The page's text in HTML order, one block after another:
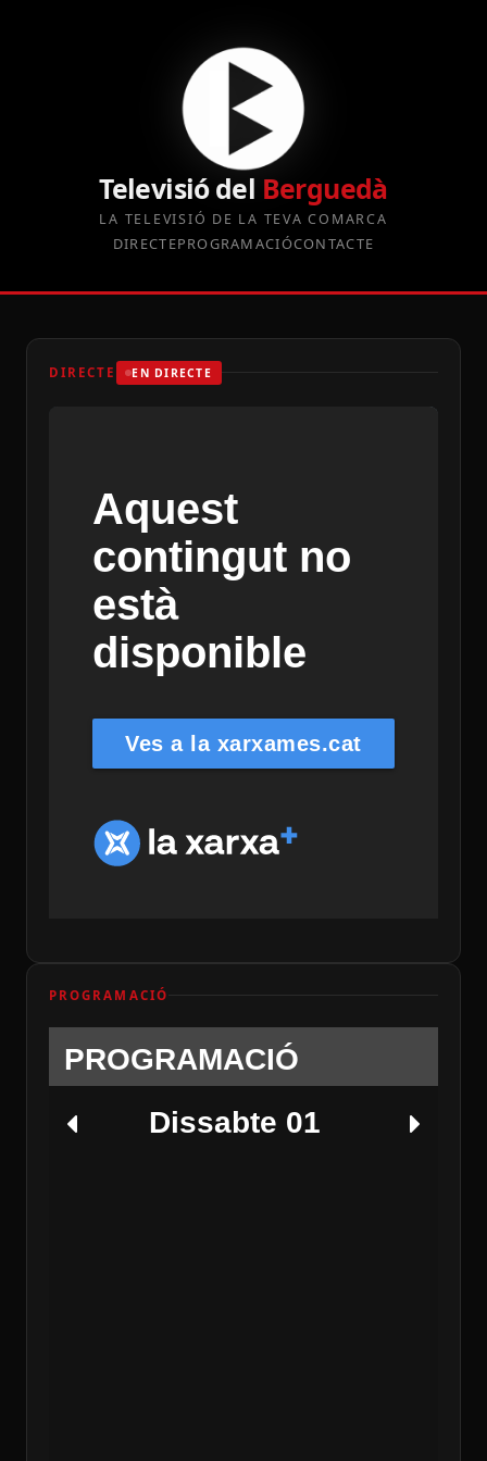
Televisió del Berguedà
LA TELEVISIÓ DE LA TEVA COMARCA
DIRECTEPROGRAMACIÓCONTACTE
DIRECTE EN DIRECTE
Aquest
contingut no
està
disponible
Ves a la xarxames.cat
PROGRAMACIÓ
PROGRAMACIÓ
Dissabte 01